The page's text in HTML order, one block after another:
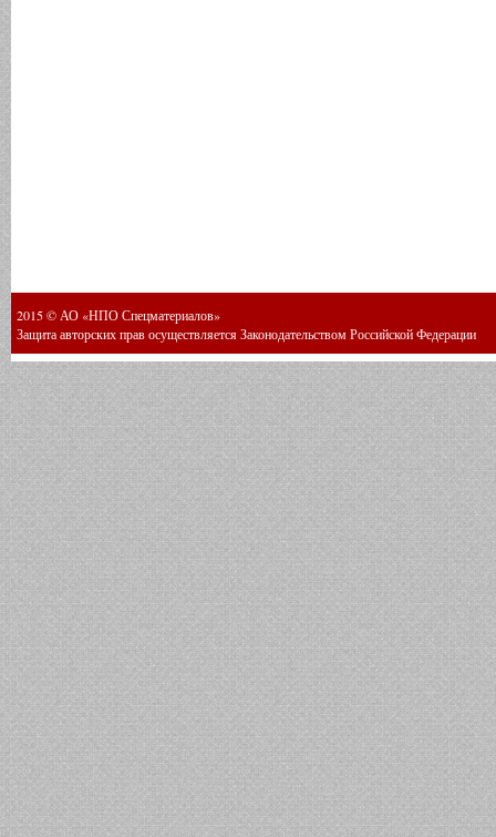
2015 © АО «НПО Спецматериалов»
Защита авторских прав осуществляется Законодательством Российской Федерации